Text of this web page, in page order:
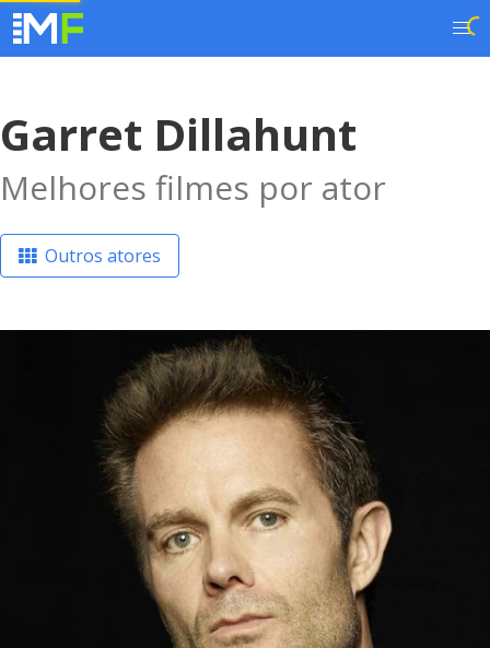
Garret Dillahunt
Melhores filmes por ator
Outros atores